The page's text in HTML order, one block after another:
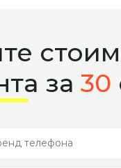
за 30